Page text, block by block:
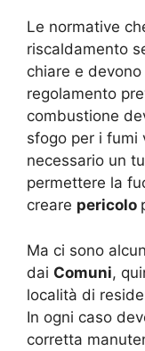
Le normative
riscaldamento
chiare e
regolamento
combustione
sfogo per i fumi
necessario un
permettere la
creare pericolo
Ma ci sono
dai Comuni,
località di
In ogni caso
corretta